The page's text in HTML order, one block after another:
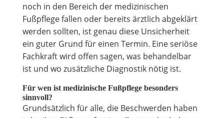
noch in den Bereich der medizinischen
Fußpflege fallen oder bereits ärztlich abgeklärt
werden sollten, ist genau diese Unsicherheit
ein guter Grund für einen Termin. Eine seriöse
Fachkraft wird offen sagen, was behandelbar
ist und wo zusätzliche Diagnostik nötig ist.
Für wen ist medizinische Fußpflege besonders
sinnvoll?
Grundsätzlich für alle, die Beschwerden haben